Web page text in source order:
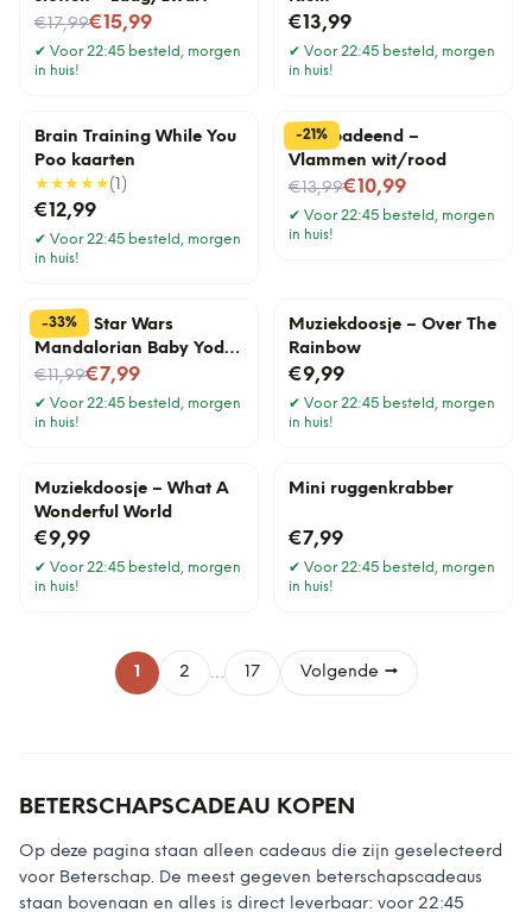
€17,99
Nu voor€15,99
✔ Voor 22:45 besteld, morgen
in huis!
€13,99
✔ Voor 22:45 besteld, morgen
in huis!
Brain Training While You
Poo kaarten
★★★★★( 1 )
€12,99
✔ Voor 22:45 besteld, morgen
in huis!
-21%
Fiets badeend –
Vlammen wit/rood
€13,99
Nu voor€10,99
✔ Voor 22:45 besteld, morgen
in huis!
-33%
Disney Star Wars
Mandalorian Baby Yoda
stressbal
€11,99
Nu voor€7,99
✔ Voor 22:45 besteld, morgen
in huis!
Muziekdoosje – Over The
Rainbow
€9,99
✔ Voor 22:45 besteld, morgen
in huis!
Muziekdoosje – What A
Wonderful World
€9,99
✔ Voor 22:45 besteld, morgen
in huis!
Mini ruggenkrabber
€7,99
✔ Voor 22:45 besteld, morgen
in huis!
1 2 … 17 Volgende →
BETERSCHAPSCADEAU KOPEN
Op deze pagina staan alleen cadeaus die zijn geselecteerd
voor Beterschap. De meest gegeven beterschapscadeaus
staan bovenaan en alles is direct leverbaar: voor 22:45